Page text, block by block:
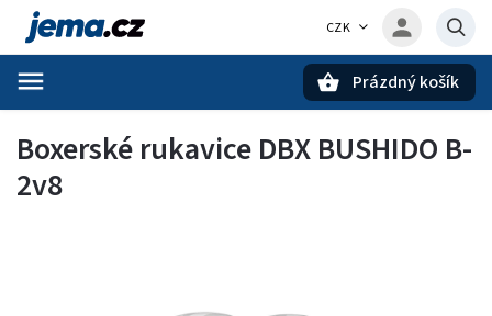
CZK
Prázdný košík
Boxerské rukavice DBX BUSHIDO B-
2v8